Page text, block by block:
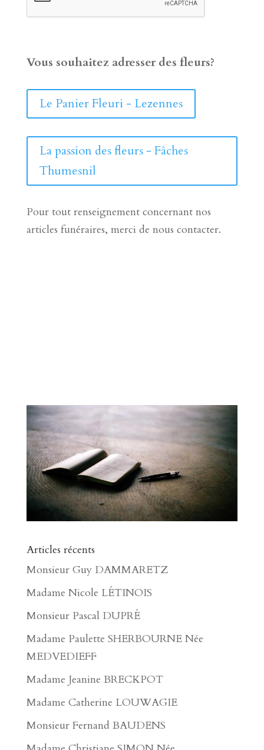
Vous souhaitez adresser des fleurs?
Le Panier Fleuri - Lezennes
La passion des fleurs - Fâches
Thumesnil
Pour tout renseignement concernant nos
articles funéraires, merci de nous contacter.
Articles récents
Monsieur Guy DAMMARETZ
Madame Nicole LÉTINOIS
Monsieur Pascal DUPRÉ
Madame Paulette SHERBOURNE Née
MEDVEDIEFF
Madame Jeanine BRECKPOT
Madame Catherine LOUWAGIE
Monsieur Fernand BAUDENS